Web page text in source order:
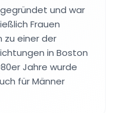
gegründet und war
Frauen
zu einer der
in Boston
Jahre wurde
für Männer